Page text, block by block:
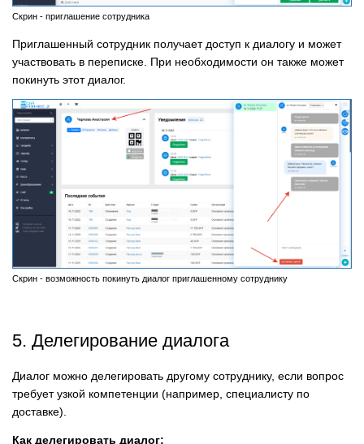
Скрин - приглашение сотрудника
Приглашенный сотрудник получает доступ к диалогу и может
участвовать в переписке. При необходимости он также может
покинуть этот диалог.
Скрин - возможность покинуть диалог приглашенному сотруднику
5. Делегирование диалога
Диалог можно делегировать другому сотруднику, если вопрос
требует узкой компетенции (например, специалисту по
доставке).
Как делегировать диалог: